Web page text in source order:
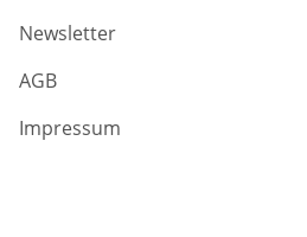
Newsletter
AGB
Impressum